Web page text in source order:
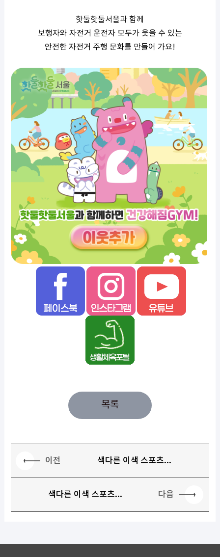
핫둘핫둘서울과 함께
보행자와 자전거 운전자 모두가 웃을 수 있는
안전한 자전거 주행 문화를 만들어 가요!
목록
이전 색다른 이색 스포츠...
색다른 이색 스포츠... 다음